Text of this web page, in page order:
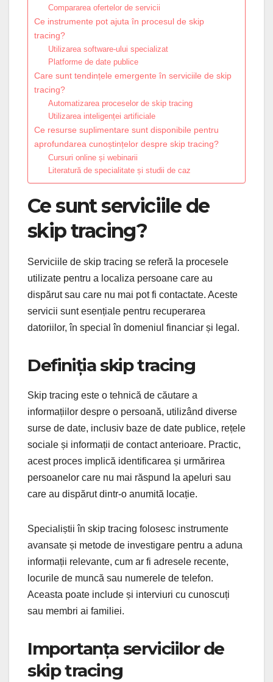
Compararea ofertelor de servicii
Ce instrumente pot ajuta în procesul de skip
tracing?
Utilizarea software-ului specializat
Platforme de date publice
Care sunt tendințele emergente în serviciile de skip
tracing?
Automatizarea proceselor de skip tracing
Utilizarea inteligenței artificiale
Ce resurse suplimentare sunt disponibile pentru
aprofundarea cunoștințelor despre skip tracing?
Cursuri online și webinarii
Literatură de specialitate și studii de caz
Ce sunt serviciile de
skip tracing?
Serviciile de skip tracing se referă la procesele
utilizate pentru a localiza persoane care au
dispărut sau care nu mai pot fi contactate. Aceste
servicii sunt esențiale pentru recuperarea
datoriilor, în special în domeniul financiar și legal.
Definiția skip tracing
Skip tracing este o tehnică de căutare a
informațiilor despre o persoană, utilizând diverse
surse de date, inclusiv baze de date publice, rețele
sociale și informații de contact anterioare. Practic,
acest proces implică identificarea și urmărirea
persoanelor care nu mai răspund la apeluri sau
care au dispărut dintr-o anumită locație.
Specialiștii în skip tracing folosesc instrumente
avansate și metode de investigare pentru a aduna
informații relevante, cum ar fi adresele recente,
locurile de muncă sau numerele de telefon.
Aceasta poate include și interviuri cu cunoscuți
sau membri ai familiei.
Importanța serviciilor de
skip tracing